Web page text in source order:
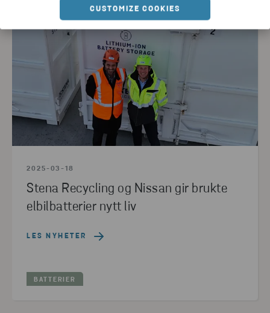
CUSTOMIZE COOKIES
2025-03-18
Stena Recycling og Nissan gir brukte
elbilbatterier nytt liv
LES NYHETER
BATTERIER